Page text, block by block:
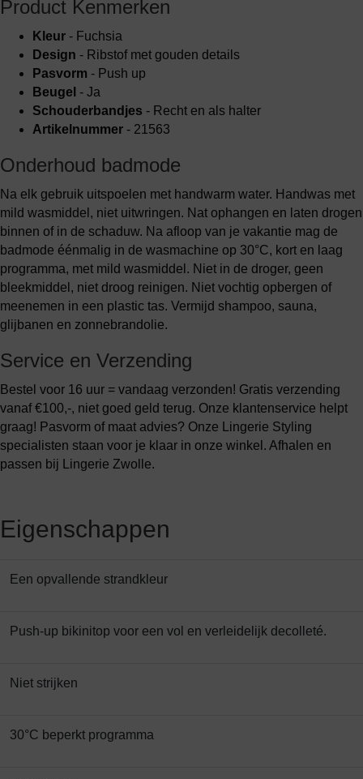
Product Kenmerken
Kleur - Fuchsia
Design - Ribstof met gouden details
Pasvorm - Push up
Beugel - Ja
Schouderbandjes - Recht en als halter
Artikelnummer - 21563
Onderhoud badmode
Na elk gebruik uitspoelen met handwarm water. Handwas met
mild wasmiddel, niet uitwringen. Nat ophangen en laten drogen
binnen of in de schaduw. Na afloop van je vakantie mag de
badmode éénmalig in de wasmachine op 30°C, kort en laag
programma, met mild wasmiddel. Niet in de droger, geen
bleekmiddel, niet droog reinigen. Niet vochtig opbergen of
meenemen in een plastic tas. Vermijd shampoo, sauna,
glijbanen en zonnebrandolie.
Service en Verzending
Bestel voor 16 uur = vandaag verzonden! Gratis verzending
vanaf €100,-, niet goed geld terug. Onze klantenservice helpt
graag! Pasvorm of maat advies? Onze Lingerie Styling
specialisten staan voor je klaar in onze winkel. Afhalen en
passen bij Lingerie Zwolle.
Eigenschappen
Een opvallende strandkleur
Push-up bikinitop voor een vol en verleidelijk decolleté.
Niet strijken
30°C beperkt programma